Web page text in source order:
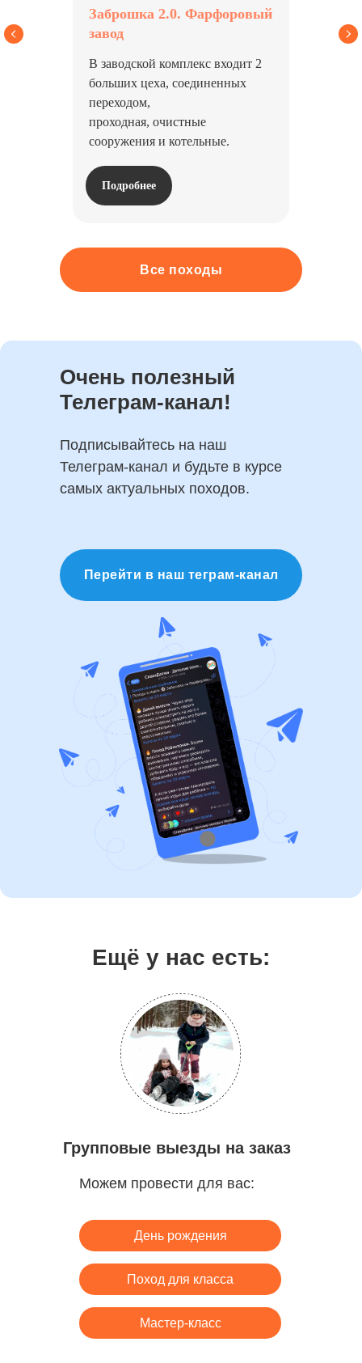
Заброшка 2.0. Фарфоровый
завод
В заводской комплекс входит 2
больших цеха, соединенных
переходом,
проходная, очистные
сооружения и котельные.
Подробнее
Все походы
Очень полезный
Телеграм-канал!
Подписывайтесь на наш
Телеграм-канал и будьте в курсе
самых актуальных походов.
Перейти в наш теграм-канал
Ещё у нас есть:
Групповые выезды на заказ
День рождения
Поход для класса
Мастер-класс
Можем провести для вас: